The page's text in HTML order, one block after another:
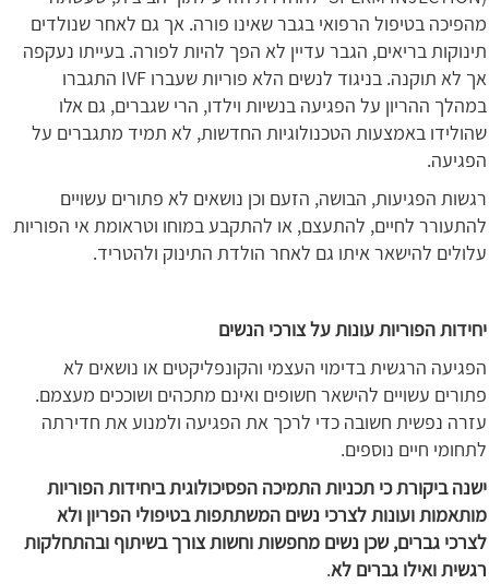
מהפיכה בטיפול הרפואי בגבר שאינו פורה. אך גם לאחר שנולדים
תינוקות בריאים, הגבר עדיין לא הפך להיות לפורה. בעייתו נעקפה
אך לא תוקנה. בניגוד לנשים הלא פוריות שעברו IVF התגברו
במהלך ההריון על הפגיעה בנשיות וילדו, הרי שגברים, גם אלו
שהולידו באמצעות הטכנולוגיות החדשות, לא תמיד מתגברים על
הפגיעה.
רגשות הפגיעות, הבושה, הזעם וכן נושאים לא פתורים עשויים
להתעורר לחיים, להתעצם, או להתקבע במוחו וטראומת אי הפוריות
עלולים להישאר איתו גם לאחר הולדת התינוק ולהטריד.
יחידות הפוריות עונות על צורכי הנשים
הפגיעה הרגשית בדימוי העצמי והקונפליקטים או נושאים לא
פתורים עשויים להישאר חשופים ואינם מתכהים ושוככים מעצמם.
עזרה נפשית חשובה כדי לרכך את הפגיעה ולמנוע את חדירתה
לתחומי חיים נוספים.
ישנה ביקורת כי תכניות התמיכה הפסיכולוגית ביחידות הפוריות
מותאמות ועונות לצרכי נשים המשתתפות בטיפולי הפריון ולא
לצרכי גברים, שכן נשים מחפשות וחשות צורך בשיתוף ובהתחלקות
רגשית ואילו גברים לא.